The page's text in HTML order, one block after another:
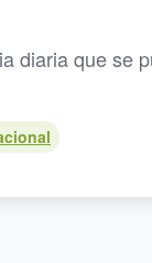
diaria que se